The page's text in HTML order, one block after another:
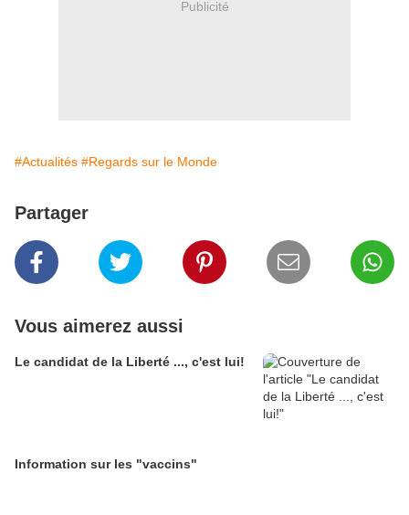
Publicité
#Actualités #Regards sur le Monde
Partager
Vous aimerez aussi
Le candidat de la Liberté ..., c'est lui!
Information sur les "vaccins"